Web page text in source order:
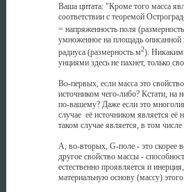
Ваша цитата: "Кроме того масса
соответствии с теоремой
= напряженность поля
умноженное на площадь описанной
радиуса (размерность м2).
унциями здесь не пахнет, только
Во-первых, если масса это
источником чего-либо? Кстати, на
по-вашему? Даже если это
случае её источником является её
таком случае является, в том
А, во-вторых, G-поле - это скорее
другое свойство массы -
естественно проявляется и
материальную основу (массу) этого